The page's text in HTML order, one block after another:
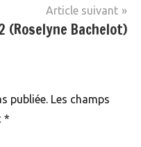
Article suivant
(Roselyne Bachelot)
publiée. Les champs
*